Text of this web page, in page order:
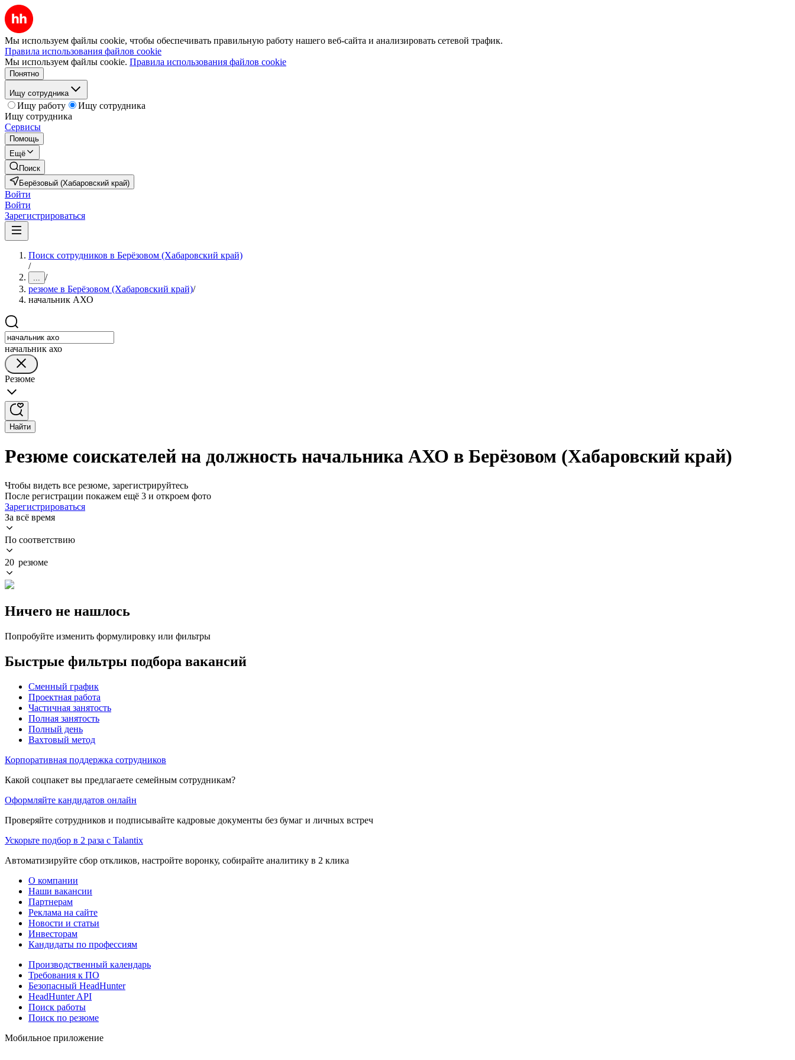
Мы используем файлы cookie, чтобы обеспечивать правильную работу нашего веб-сайта и анализировать сетевой трафик.
Правила использования файлов cookie
Мы используем файлы cookie. Правила использования файлов cookie
Понятно
Ищу сотрудника
Ищу работу
Ищу сотрудника
Ищу сотрудника
Сервисы
Помощь
Ещё
Поиск
Берёзовый (Хабаровский край)
Войти
Войти
Зарегистрироваться
Поиск сотрудников в Берёзовом (Хабаровский край)
/
... /
резюме в Берёзовом (Хабаровский край)/
начальник АХО
начальник ахо
Резюме
Найти
Резюме соискателей на должность начальника АХО в Берёзовом (Хабаровский край)
Чтобы видеть все резюме, зарегистрируйтесь
После регистрации покажем ещё 3 и откроем фото
Зарегистрироваться
За всё время
По соответствию
20 резюме
Ничего не нашлось
Попробуйте изменить формулировку или фильтры
Быстрые фильтры подбора вакансий
Сменный график
Проектная работа
Частичная занятость
Полная занятость
Полный день
Вахтовый метод
Корпоративная поддержка сотрудников
Какой соцпакет вы предлагаете семейным сотрудникам?
Оформляйте кандидатов онлайн
Проверяйте сотрудников и подписывайте кадровые документы без бумаг и личных встреч
Ускорьте подбор в 2 раза с Talantix
Автоматизируйте сбор откликов, настройте воронку, собирайте аналитику в 2 клика
О компании
Наши вакансии
Партнерам
Реклама на сайте
Новости и статьи
Инвесторам
Кандидаты по профессиям
Производственный календарь
Требования к ПО
Безопасный HeadHunter
HeadHunter API
Поиск работы
Поиск по резюме
Мобильное приложение